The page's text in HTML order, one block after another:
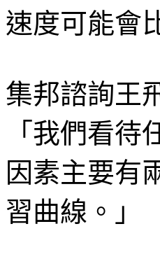
速度可能會
集邦諮詢王
「我們看
因素主要有
習曲線。」